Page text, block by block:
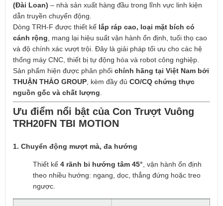
(Đài Loan) – nhà sản xuất hàng đầu trong lĩnh vực linh kiện
dẫn truyền chuyển động.
Dòng TRH-F được thiết kế lắp ráp cao, loại mặt bích có
cánh rộng , mang lại hiệu suất vận hành ổn định, tuổi thọ cao
và độ chính xác vượt trội. Đây là giải pháp tối ưu cho các hệ
thống máy CNC, thiết bị tự động hóa và robot công nghiệp.
Sản phẩm hiện được phân phối chính hãng tại Việt Nam bởi
THUẬN THẢO GROUP , kèm đầy đủ CO/CQ chứng thực
nguồn gốc và chất lượng
Ưu điểm nổi bật của Con Trượt Vuông
TRH20FN TBI MOTION
1. Chuyển động mượt mà, đa hướng
Thiết kế 4 rãnh bi hướng tâm 45° , vận hành ổn định
theo nhiều hướng: ngang, dọc, thẳng đứng hoặc treo
ngược.